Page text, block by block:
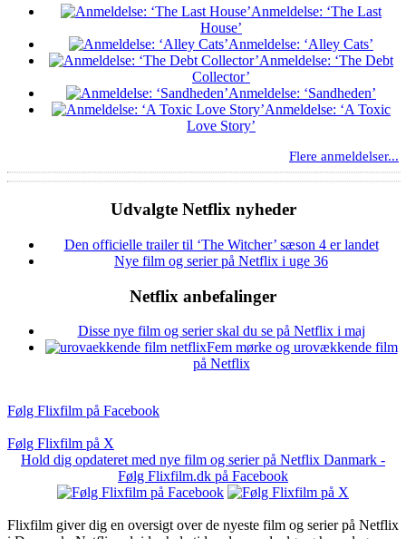
Anmeldelse: ‘The Last
House’
Anmeldelse: ‘Alley Cats’
Anmeldelse: ‘The Debt
Collector’
Anmeldelse: ‘Sandheden’
Anmeldelse: ‘A Toxic
Love Story’
Flere anmeldelser...
Udvalgte Netflix nyheder
Den officielle trailer til ‘The Witcher’ sæson 4 er landet
Nye film og serier på Netflix i uge 36
Netflix anbefalinger
Disse nye film og serier skal du se på Netflix i maj
Fem mørke og urovækkende film
på Netflix
Følg Flixfilm på Facebook
Følg Flixfilm på X
Hold dig opdateret med nye film og serier på Netflix Danmark -
Følg Flixfilm.dk på Facebook
Flixfilm giver dig en oversigt over de nyeste film og serier på Netflix